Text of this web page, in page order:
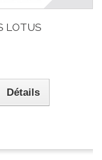
LOTUS
Détails